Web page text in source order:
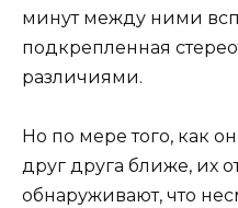
минут между ними
подкрепленная
различиями.
Но по мере того, как
друг друга ближе, их
обнаруживают, что